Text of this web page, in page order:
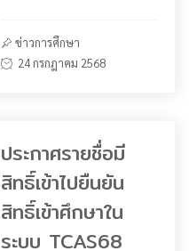
ข่าวการศึกษา
24 กรกฎาคม 2568
ประกาศรายชื่อมี
สิทธิ์เข้าไปยืนยัน
สิทธิ์เข้าศึกษาใน
ระบบ TCAS68